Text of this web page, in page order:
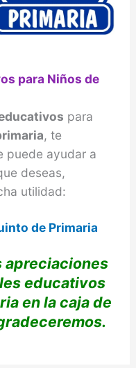
para Niños de
para
, te
puede ayudar a
deseas,
utilidad:
de Primaria
apreciaciones
educativos
en la caja de